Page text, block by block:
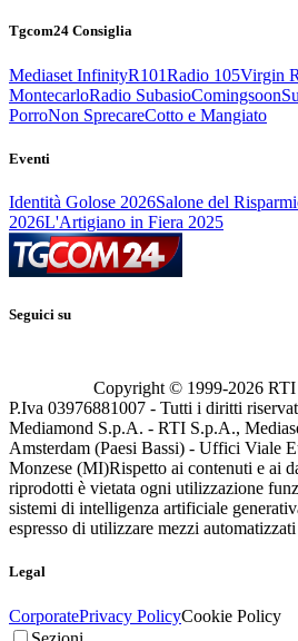
Tgcom24 Consiglia
Mediaset InfinityR101Radio 105Virgin
MontecarloRadio SubasioComingsoon
PorroNon SprecareCotto e Mangiato
Eventi
Identità Golose 2026Salone del
2026L'Artigiano in Fiera 2025
Seguici su
Copyright © 1999-2026 RTI
P.Iva 03976881007 - Tutti i diritti
Mediamond S.p.A. - RTI S.p.A.,
Amsterdam (Paesi Bassi) - Uffici Viale
Monzese (MI)Rispetto ai contenuti e ai
riprodotti è vietata ogni utilizzazione
sistemi di intelligenza artificiale
espresso di utilizzare mezzi
Legal
CorporatePrivacy PolicyCookie Policy